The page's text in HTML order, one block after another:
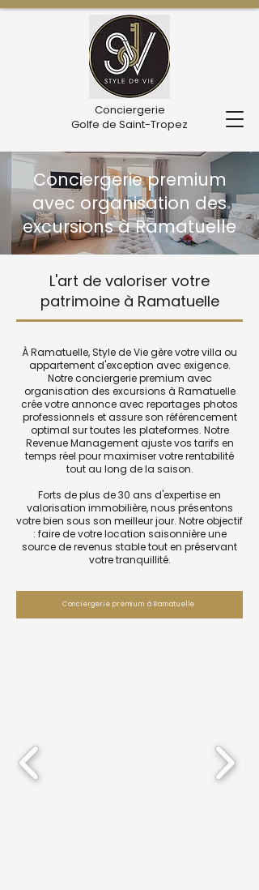
Conciergerie
Golfe de Saint-Tropez
Conciergerie premium
avec organisation des
excursions à Ramatuelle
L'art de valoriser votre
patrimoine à Ramatuelle
À Ramatuelle, Style de Vie gère votre villa ou
appartement d'exception avec exigence.
Notre conciergerie premium avec
organisation des excursions à Ramatuelle
crée votre annonce avec reportages photos
professionnels et assure son référencement
optimal sur toutes les plateformes. Notre
Revenue Management ajuste vos tarifs en
temps réel pour maximiser votre rentabilité
tout au long de la saison.
Forts de plus de 30 ans d'expertise en
valorisation immobilière, nous présentons
votre bien sous son meilleur jour. Notre objectif
: faire de votre location saisonnière une
source de revenus stable tout en préservant
votre tranquillité.
Conciergerie premium à Ramatuelle